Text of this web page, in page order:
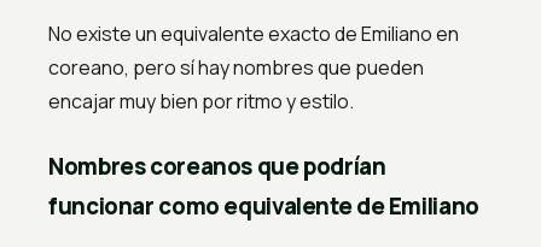
No existe un equivalente exacto de Emiliano en
coreano, pero sí hay nombres que pueden
encajar muy bien por ritmo y estilo.
Nombres coreanos que podrían
funcionar como equivalente de Emiliano